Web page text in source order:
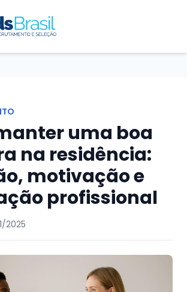
uma boa
na residência:
motivação e
profissional
2025